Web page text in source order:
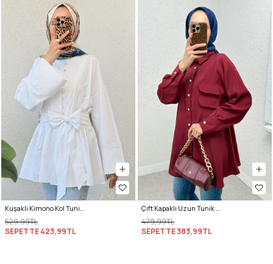
529,99TL
SEPETTE423,99TL
479,99TL
SEPETTE383,99TL